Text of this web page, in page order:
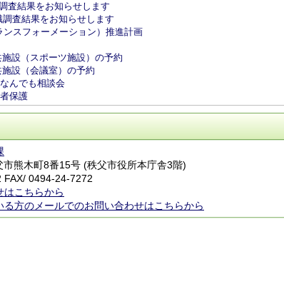
査結果をお知らせします
査結果をお知らせします
ンスフォーメーション）推進計画
設（スポーツ施設）の予約
設（会議室）の予約
んでも相談会
保護
熊木町8番15号 (秩父市役所本庁舎3階)
FAX/ 0494-24-7272
はこちらから
方のメールでのお問い合わせはこちらから